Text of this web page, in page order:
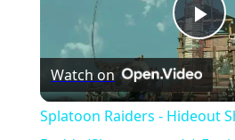
Watch on
Splatoon Raiders - Hideout